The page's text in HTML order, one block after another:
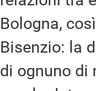
Bologna,
Bisenzio: la
di ognuno di